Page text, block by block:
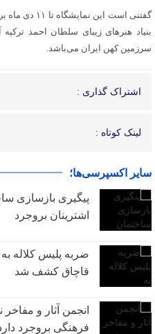
بنیاد هنرهای زیبای سلطان احمد ترکیه
سرزمین کهن ایران می‌باشد.
اشتراک گذاری :
لینک کوتاه :
سایر اکسپرسی‌ها؛
پیگیری بازسازی
اشترینان بروجرد
قاچاق کشف شد
انجمن آثار و
فرهنگی بروجرد